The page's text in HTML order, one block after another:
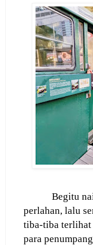
Begitu
perlahan, lalu
tiba-tiba terlihat
para